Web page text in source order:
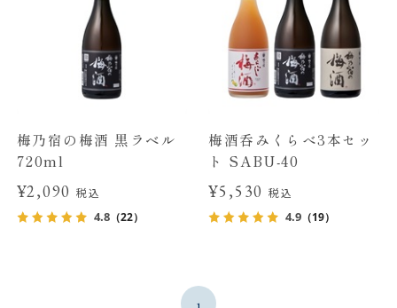
梅乃宿の梅酒 黒ラベル
720ml
¥2,090税込
4.8（22）
梅酒呑みくらべ3本セッ
ト SABU-40
¥5,530 税込
4.9 （19）